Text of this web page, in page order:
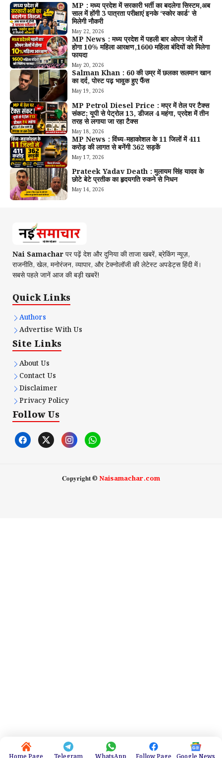
MP : मध्य प्रदेश में सरकारी भर्ती का बदलेगा सिस्टम,अब
साल में होंगी 3 पात्रता परीक्षाएं इनके ‘स्कोर कार्ड’ से
मिलेगी नौकरी
May 22, 2026
MP News : मध्य प्रदेश में पहली बार ओपन जेलों में
होगा 10% महिला आरक्षण,1600 महिला बंदियों को मिलेगा
फायदा
May 20, 2026
Salman Khan : 60 की उम्र में छलका सलमान खान
का दर्द, पोस्ट पढ़ भावुक हुए फैंस
May 19, 2026
MP Petrol Diesel Price : मप्र में तेल पर टैक्स
संकट; यूपी से पेट्रोल ₹13, डीजल ₹4 महंगा, प्रदेश में तीन
तरह से लगाया जा रहा टैक्स
May 18, 2026
MP News : विंध्य-महाकोशल के 11 जिलों में 411
करोड़ की लागत से बनेंगी 362 सड़कें
May 17, 2026
Prateek Yadav Death : मुलायम सिंह यादव के
छोटे बेटे प्रतीक का हृदयगति रुकने से निधन
May 14, 2026
Nai Samacharपर पढ़ें देश और दुनिया की ताजा खबरें, ब्रेकिंग न्यूज़,
राजनीति, खेल, मनोरंजन, व्यापार, और टेक्नोलॉजी की लेटेस्ट अपडेट्स हिंदी में।
सबसे पहले जानें आज की बड़ी खबरें!
Quick Links
Authors
Advertise With Us
Site Links
About Us
Contact Us
Disclaimer
Privacy Policy
Follow Us
𝐂𝐨𝐩𝐲𝐫𝐢𝐠𝐡𝐭 ©Naisamachar.com